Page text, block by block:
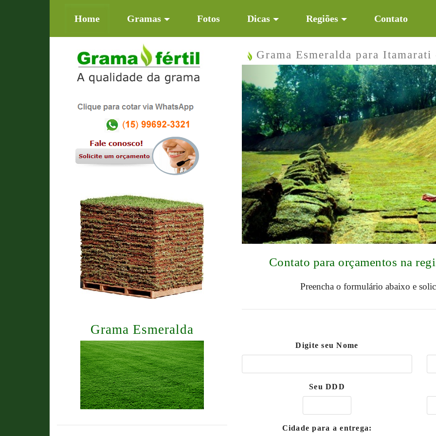
Home(current)Gramas Fotos Dicas Regiões Contato
Grama Esmeralda
Grama Esmeralda para
Previous
Contato para orçamentos na
Preencha o formulário abaixo e
Digite seu Nome
Seu DDD
Cidade para a entrega: